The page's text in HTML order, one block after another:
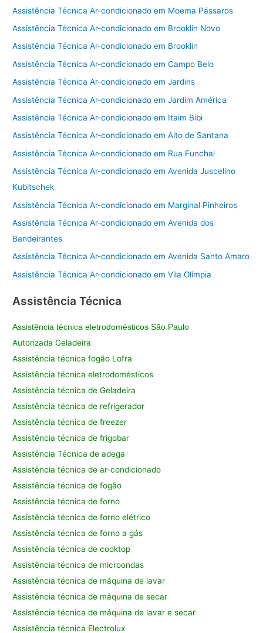
Assistência Técnica Ar-condicionado em Moema Pássaros
Assistência Técnica Ar-condicionado em Brooklin Novo
Assistência Técnica Ar-condicionado em Brooklin
Assistência Técnica Ar-condicionado em Campo Belo
Assistência Técnica Ar-condicionado em Jardins
Assistência Técnica Ar-condicionado em Jardim América
Assistência Técnica Ar-condicionado em Itaim Bibi
Assistência Técnica Ar-condicionado em Alto de Santana
Assistência Técnica Ar-condicionado em Rua Funchal
Assistência Técnica Ar-condicionado em Avenida Juscelino
Kubitschek
Assistência Técnica Ar-condicionado em Marginal Pinheiros
Assistência Técnica Ar-condicionado em Avenida dos
Bandeirantes
Assistência Técnica Ar-condicionado em Avenida Santo Amaro
Assistência Técnica Ar-condicionado em Vila Olímpia
Assistência Técnica
Assistência técnica eletrodomésticos São Paulo
Autorizada Geladeira
Assistência técnica fogão Lofra
Assistência técnica eletrodomésticos
Assistência técnica de Geladeira
Assistência técnica de refrigerador
Assistência técnica de freezer
Assistência técnica de frigobar
Assistência Técnica de adega
Assistência técnica de ar-condicionado
Assistência técnica de fogão
Assistência técnica de forno
Assistência técnica de forno elétrico
Assistência técnica de forno a gás
Assistência técnica de cooktop
Assistência técnica de microondas
Assistência técnica de máquina de lavar
Assistência técnica de máquina de secar
Assistência técnica de máquina de lavar e secar
Assistência técnica Electrolux